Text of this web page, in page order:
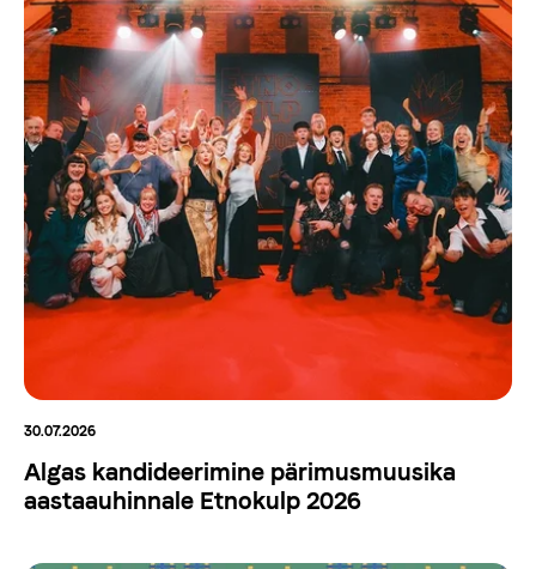
30.07.2026
Algas kandideerimine pärimusmuusika
aastaauhinnale Etnokulp 2026